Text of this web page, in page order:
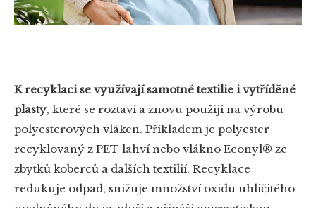
K recyklaci se využívají samotné textilie i vytříděné
plasty, které se roztaví a znovu použijí na výrobu
polyesterových vláken. Příkladem je polyester
recyklovaný z PET lahví nebo vlákno Econyl® ze
zbytků koberců a dalších textilií. Recyklace
redukuje odpad, snižuje množství oxidu uhličitého